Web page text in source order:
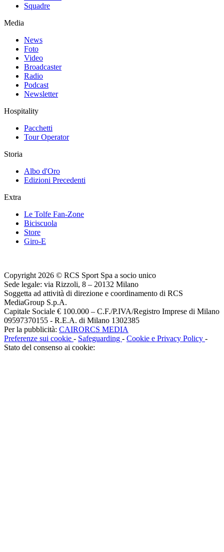
Squadre
Media
News
Foto
Video
Broadcaster
Radio
Podcast
Newsletter
Hospitality
Pacchetti
Tour Operator
Storia
Albo d'Oro
Edizioni Precedenti
Extra
Le Tolfe Fan-Zone
Biciscuola
Store
Giro-E
Copyright 2026 © RCS Sport Spa a socio unico
Sede legale: via Rizzoli, 8 – 20132 Milano
Soggetta ad attività di direzione e coordinamento di RCS
MediaGroup S.p.A.
Capitale Sociale € 100.000 – C.F./P.IVA/Registro Imprese di Milano
09597370155 - R.E.A. di Milano 1302385
Per la pubblicità: CAIRORCS MEDIA
Preferenze sui cookie - Safeguarding - Cookie e Privacy Policy -
Stato del consenso ai cookie: